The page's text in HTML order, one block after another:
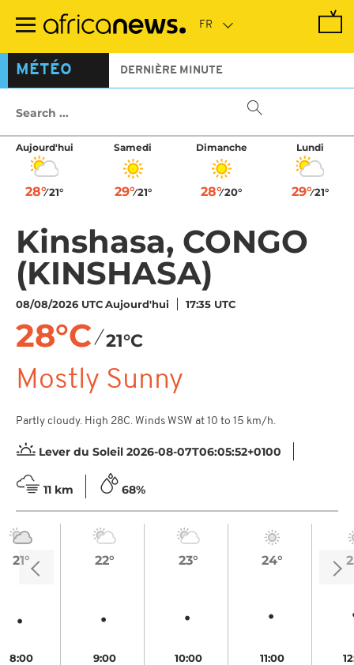
contenu
MÉTÉO DERNIÈRE MINUTE
Aujourd'hui
28°21°
Samedi
29°21°
Dimanche
28°20°
Lundi
29°21°
Kinshasa, CONGO
(KINSHASA)
08/08/2026 UTCAujourd'hui 17:35 UTC
28°C 21°C
Mostly Sunny
Partly cloudy. High 28C. Winds WSW at 10 to 15 km/h.
Lever du Soleil 2026-08-07T06:05:52+0100
11 km 68%
21°
8:00
22°
9:00
23°
10:00
24°
11:00